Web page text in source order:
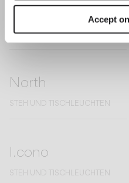
Accept
Flat
STEH UND TISCHLEUCHTEN
North
STEH UND TISCHLEUCHTEN
I.cono
STEH UND TISCHLEUCHTEN